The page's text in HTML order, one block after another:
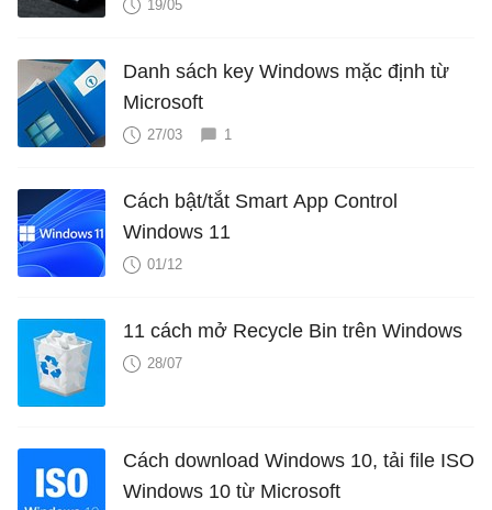
19/05
Danh sách key Windows mặc định từ
Microsoft
27/03 1
Cách bật/tắt Smart App Control
Windows 11
01/12
11 cách mở Recycle Bin trên Windows
28/07
Cách download Windows 10, tải file ISO
Windows 10 từ Microsoft